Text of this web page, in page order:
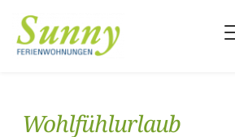
Inhalt
springen
Wohlfühlurlaub